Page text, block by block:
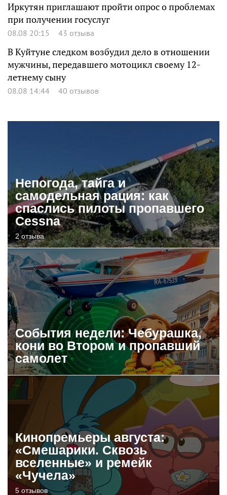
Иркутян приглашают пройти опрос о проблемах
при получении госуслуг
08.08 20:15 43 отзыва
В Куйтуне следком возбудил дело в отношении
мужчины, передавшего мотоцикл своему 12-
летнему сыну
08.08 14:44 40 отзывов
Непогода, тайга и
самодельная рация: как
спаслись пилоты пропавшего
Cessna
2 отзыва
События недели: Чебурашка,
кони во Втором и пропавший
самолет
Кинопремьеры августа:
«Смешарики. Сквозь
вселенные» и ремейк
«Чучела»
5 отзывов